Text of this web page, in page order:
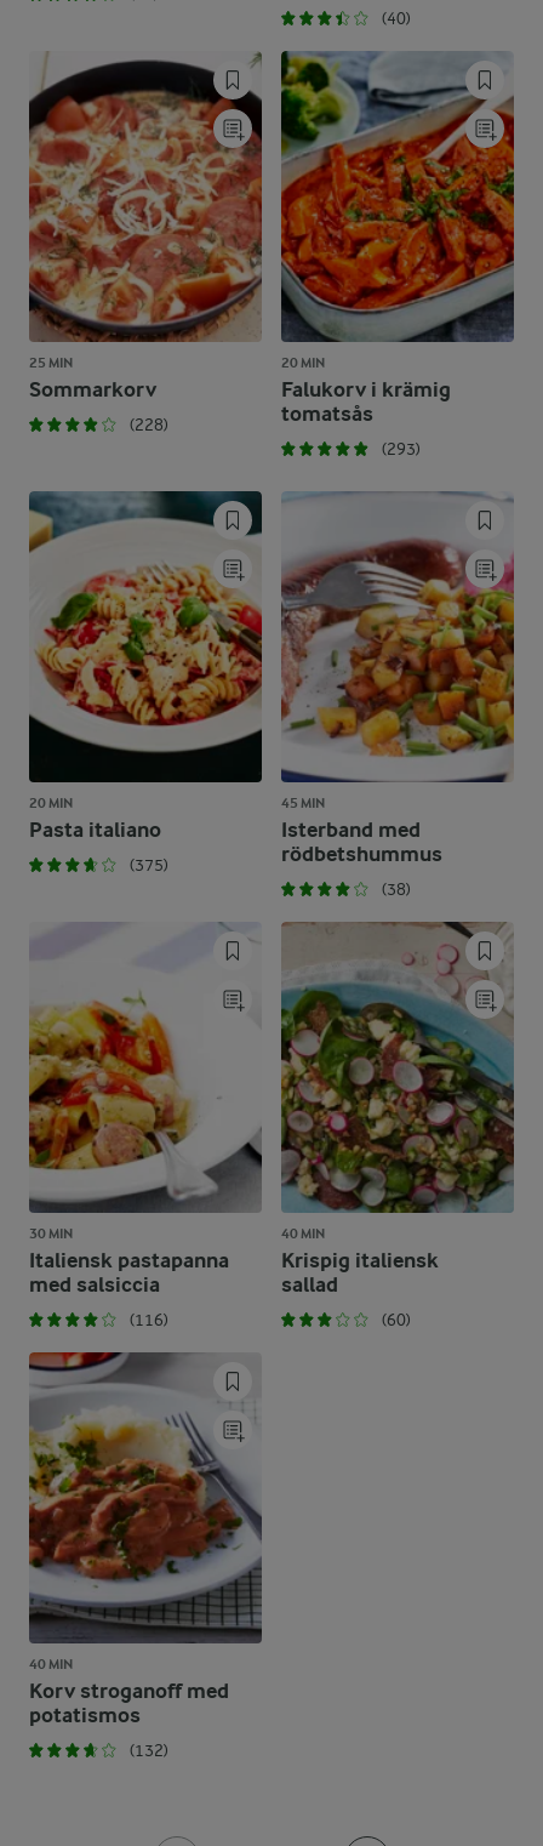
(40)
25 MIN
Sommarkorv
(228)
20 MIN
Falukorv i krämig
tomatsås
(293)
20 MIN
Pasta italiano
(375)
45 MIN
Isterband med
rödbetshummus
(38)
30 MIN
Italiensk pastapanna
med salsiccia
(116)
40 MIN
Krispig italiensk
sallad
(60)
40 MIN
Korv stroganoff med
potatismos
(132)